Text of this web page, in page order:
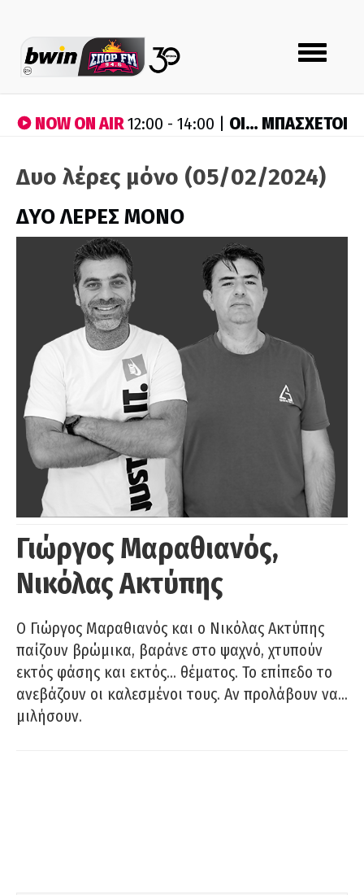
Toggle
navigation
NOW ON AIR12:00 - 14:00 | ΟΙ… ΜΠΑΣΧΕΤΟΙ
Δυο λέρες μόνο (05/02/2024)
ΔΥΟ ΛΕΡΕΣ ΜΟΝΟ
Γιώργος Μαραθιανός,
Νικόλας Ακτύπης
Ο Γιώργος Μαραθιανός και ο Νικόλας Ακτύπης
παίζουν βρώμικα, βαράνε στο ψαχνό, χτυπούν
εκτός φάσης και εκτός… θέματος. Το επίπεδο το
ανεβάζουν οι καλεσμένοι τους. Αν προλάβουν να…
μιλήσουν.